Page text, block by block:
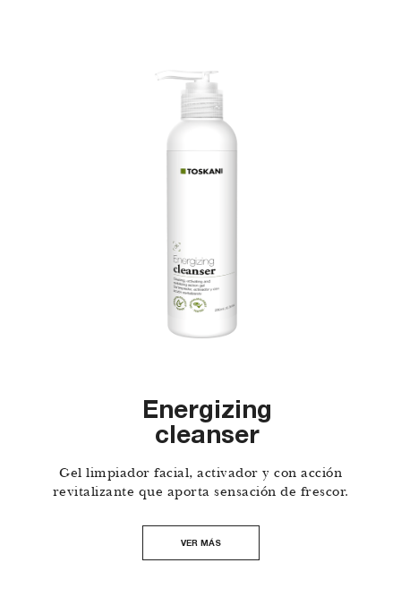
Energizing
cleanser
Gel limpiador facial, activador y con acción
revitalizante que aporta sensación de frescor.
VER MÁS